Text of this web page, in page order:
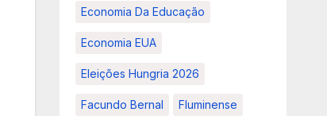
Economia Da Educação
Economia EUA
Eleições Hungria 2026
Facundo Bernal Fluminense